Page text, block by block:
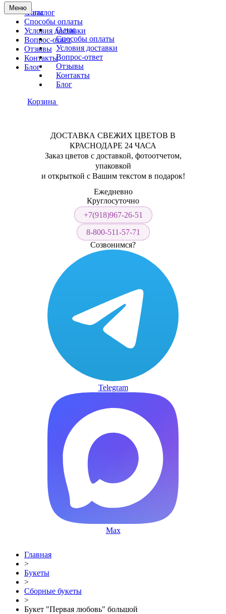
Меню
О нас
Способы оплаты
Условия доставки
Вопрос-ответ
Отзывы
Контакты
Блог
Каталог
О нас
Способы оплаты
Условия доставки
Вопрос-ответ
Отзывы
Контакты
Блог
Корзина
ДОСТАВКА СВЕЖИХ ЦВЕТОВ В
КРАСНОДАРЕ 24 ЧАСА
Заказ цветов с доставкой, фотоотчетом,
упаковкой
и открыткой с Вашим текстом в подарок!
Ежедневно
Круглосуточно
+7(918)967-26-51
8-800-511-57-71
Созвонимся?
Telegram
Max
Главная
>
Букеты
>
Сборные букеты
>
Букет "Первая любовь" большой